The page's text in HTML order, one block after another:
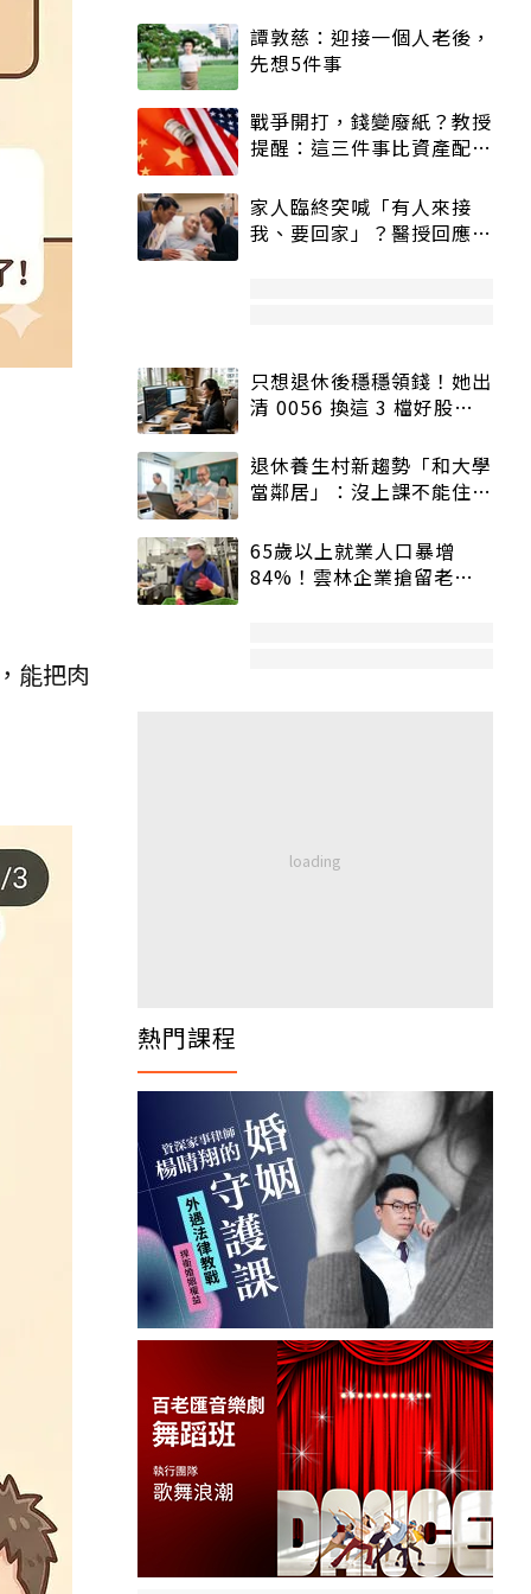
能把肉
譚敦慈：迎接一個人老後，
先想5件事
戰爭開打，錢變廢紙？教授
提醒：這三件事比資產配置
家人臨終突喊「有人來接
我、要回家」？醫授回應方
只想退休後穩穩領錢！她出
清 0056 換這 3 檔好股：
退休養生村新趨勢「和大學
當鄰居」：沒上課不能住、
65歲以上就業人口暴增
84%！雲林企業搶留老員
熱門課程